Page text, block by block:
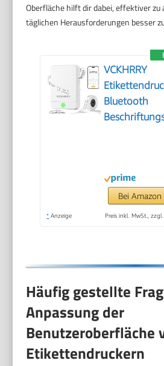
Oberfläche hilft dir dabei, effektiver zu
täglichen Herausforderungen besser
VCKHRRY
Bluetooth
Bei Amazon
* Anzeige Preis inkl. MwSt.,
Häufig gestellte
Anpassung der
Benutzeroberfläche
Etikettendruckern